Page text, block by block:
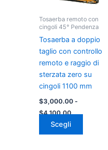
Tosaerba remoto con
cingoli 45° Pendenza
Tosaerba a doppio
taglio con controllo
remoto e raggio di
sterzata zero su
cingoli 1100 mm
$3,000.00 -
$4,100.00
Scegli
essere
scelte
nella
pagina
del
prodotto